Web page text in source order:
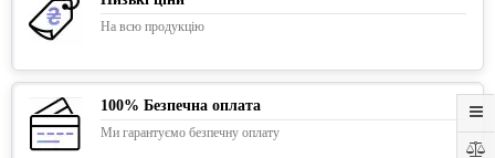
На всю продукцію
100% Безпечна оплата
Ми гарантуємо безпечну оплату